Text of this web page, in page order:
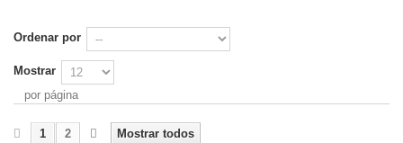
Ordenar por
Mostrar
por página
Mostrar todos
1 2